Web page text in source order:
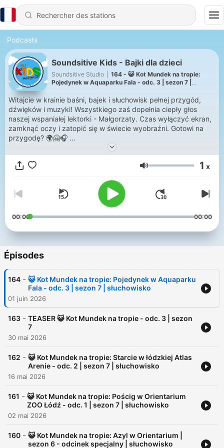
Podcasts
Soundsitive Kids - Bajki dla dzieci
Soundsitive Studio
164 - 😺 Kot Mundek na tropie:
Pojedynek w Aquaparku Fala - odc. 3 | sezon 7 |
Witajcie w krainie baśni, bajek i słuchowisk pełnej przygód,
dźwięków i muzyki! Wszystkiego zaś dopełnia ciepły głos
naszej wspaniałej lektorki - Małgorzaty. Czas wyłączyć ekran,
zamknąć oczy i zatopić się w świecie wyobraźni. Gotowi na
przygodę? 🌍🤗🎧
W naszej krainie bajek znajdziecie:
🎶 Słuchowiska – superprodukcje pełne najróżniejszych
📖 Klasyczne baśnie braci Grimm, H. Ch. Andersena i nie tylko
📚 Współczesne bajki od wydawnictw z całej Polski
🛶 Bajki o naszym rodzinnym mieście Łodzi ❤️
😺 Nasz pierwszy serial słuchowiskowy o odważnym kocie
✅ Rozwijają wyobraźnie i kreatywność
✅ Rozwijają wrażliwość dźwiękową dzięki bogatym w dźwięki,
muzykę i głosy bajkom
✅ Mają ważny walor edukacyjny
✅ Pozwalają odpocząć oczom od ekranu
✅ Idealne do słuchania w podróży lub przed snem
✅ Dzieci mogą poznać klasyczne baśnie znane przez ich
rodziców i dziadków
Naszą misją jako stowarzyszenie jest tworzenie treści dla Was
DARMO zarówno na naszej stronie www jak i na YouTube,
Spotify, Apple Podcasts i wielu innych platformach
podcastowych.
🌈 Facebook - https://www.facebook.com/soundsitivekids
🌈 Instagram - https://www.instagram.com/soundsitive_kids
🌈 Strona www - https://soundsitivestudio.pl/sluchoteka/bajki-
🌈 Patronite - https://patronite.pl/soundsitive-kids-bajki
🌈 Buycoffee - https://buycoffee.to/soundsitivekids
Volume 1 x
00:00 00:00
Épisodes
164 - 😺 Kot Mundek na tropie: Pojedynek w Aquaparku
Fala - odc. 3 | sezon 7 | słuchowisko
01 juin 2026
163 - TEASER 😺 Kot Mundek na tropie - odc. 3 | sezon
7
30 mai 2026
162 - 😺 Kot Mundek na tropie: Starcie w łódzkiej Atlas
Arenie - odc. 2 | sezon 7 | słuchowisko
16 mai 2026
161 - 😺 Kot Mundek na tropie: Pościg w Orientarium
ZOO Łódź - odc. 1 | sezon 7 | słuchowisko
02 mai 2026
160 - 😺 Kot Mundek na tropie: Azyl w Orientarium |
sezon 6 - odcinek specjalny | słuchowisko